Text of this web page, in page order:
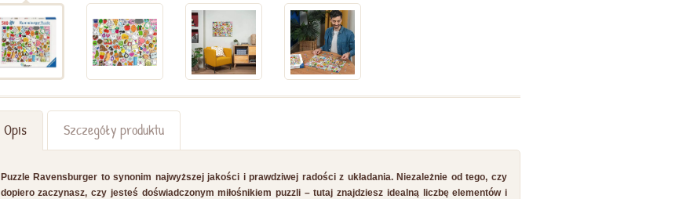
Opis Szczegóły produktu
Puzzle Ravensburger to synonim najwyższej jakości i prawdziwej radości z układania. Niezależnie od tego, czy
dopiero zaczynasz, czy jesteś doświadczonym miłośnikiem puzzli – tutaj znajdziesz idealną liczbę elementów i